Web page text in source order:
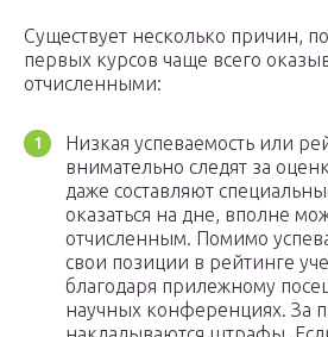
Существует несколько причин,
первых курсов чаще всего
отчисленными:
Низкая успеваемость или
внимательно следят за
даже составляют
оказаться на дне, вполне
отчисленным. Помимо
свои позиции в рейтинге
благодаря прилежному
научных конференциях. За